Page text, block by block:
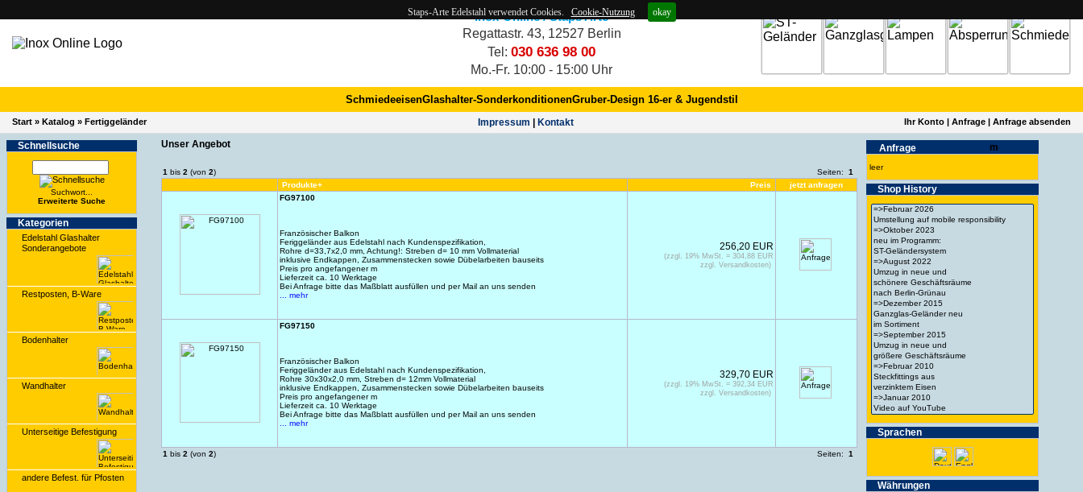
Staps-Arte Edelstahl verwendet Cookies. Cookie-Nutzung okay
Inox-Online / Staps Arte
Regattastr. 43, 12527 Berlin
Tel: 030 636 98 00
Mo.-Fr. 10:00 - 15:00 Uhr
SchmiedeeisenGlashalter-SonderkonditionenGruber-Design 16-er & Jugendstil
Start » Katalog » Fertiggeländer Impres­sum Kontakt Ihr Konto | Anfrage | Anfrage absenden
Schnell­suche
Suchwort...
Erwei­terte Suche
Kate­gorien
Edelstahl Glashalter
Sonderangebote
Restposten, B-Ware
Bodenhalter
Wandhalter
Unterseitige Befestigung
andere Befest. für Pfosten
Unser Angebot
1 bis 2 (von 2) Seiten: 1
Produkte+
Preis
jetzt anfragen
FG97100
Französischer Balkon
Feriggeländer aus Edelstahl nach Kundenspezifikation,
Rohre d=33,7x2,0 mm, Achtung!: Streben d= 10 mm Vollmaterial
inklusive Endkappen, Zusammenstecken sowie Dübelarbeiten bauseits
Preis pro angefangener m
Lieferzeit ca. 10 Werktage
Bei Anfrage bitte das Maßblatt ausfüllen und per Mail an uns senden
... mehr
256,20 EUR
(zzgl. 19% MwSt. = 304,88 EUR
zzgl. Versandkosten)
FG97150
Französischer Balkon
Feriggeländer aus Edelstahl nach Kundenspezifikation,
Rohre 30x30x2,0 mm, Streben d= 12mm Vollmaterial
inklusive Endkappen, Zusammenstecken sowie Dübelarbeiten bauseits
Preis pro angefangener m
Lieferzeit ca. 10 Werktage
Bei Anfrage bitte das Maßblatt ausfüllen und per Mail an uns senden
... mehr
329,70 EUR
(zzgl. 19% MwSt. = 392,34 EUR
zzgl. Versandkosten)
1 bis 2 (von 2) Seiten: 1
Anfrage
leer
Shop History
Spra­chen
Wäh­run­gen